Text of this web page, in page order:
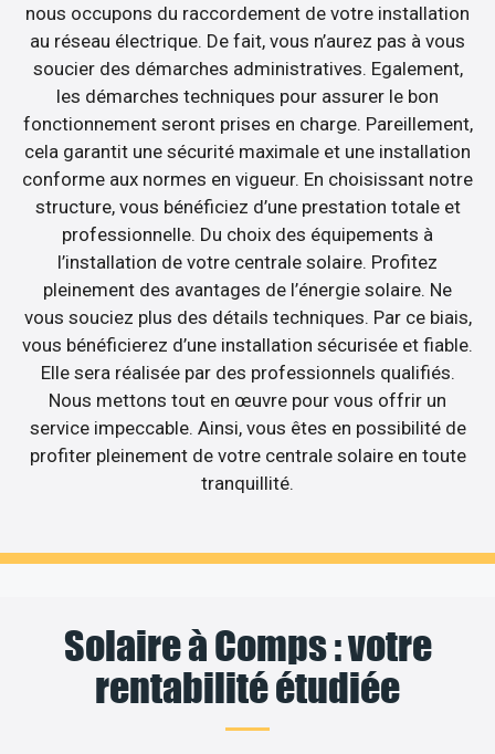
nous occupons du raccordement de votre installation
au réseau électrique. De fait, vous n’aurez pas à vous
soucier des démarches administratives. Egalement,
les démarches techniques pour assurer le bon
fonctionnement seront prises en charge. Pareillement,
cela garantit une sécurité maximale et une installation
conforme aux normes en vigueur. En choisissant notre
structure, vous bénéficiez d’une prestation totale et
professionnelle. Du choix des équipements à
l’installation de votre centrale solaire. Profitez
pleinement des avantages de l’énergie solaire. Ne
vous souciez plus des détails techniques. Par ce biais,
vous bénéficierez d’une installation sécurisée et fiable.
Elle sera réalisée par des professionnels qualifiés.
Nous mettons tout en œuvre pour vous offrir un
service impeccable. Ainsi, vous êtes en possibilité de
profiter pleinement de votre centrale solaire en toute
tranquillité.
Solaire à Comps : votre
rentabilité étudiée